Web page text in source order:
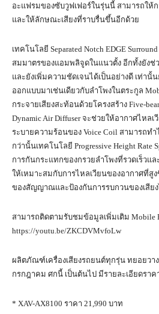
อะแฟรมของซับวูฟเฟอร์ในรุ่นนี้ สามารถให้
และให้ลักษณะเสียงที่ราบรื่นขึ้นอีกด้วย
เทคโนโลยี Separated Notch EDGE
สมมาตรของแอมพลิจูดในแนวตั้ง อีกทั้งยังช่
และยังเพิ่มความชัดเจนได้เป็นอย่างดี เท่านั้
ออกแบบมาเช่นเดียวกับลำโพงในตระกูล
กระจายเสียงสะท้อนด้วยโครงสร้าง Five-
Dynamic Air Diffuser จะช่วยให้อากาศไหล
ระบายความร้อนของ Voice Coil สามารถท
กว่านั้นเทคโนโลยี Progressive Height
การกันกระแทกของกรวยลำโพงที่รวดเร็วแ
ให้เหมาะสมกับการไหลเวียนของอากาศที่
ของสัญญาณและป้องกันการรบกวนของเสียง
สามารถติดตามรับชมข้อมูลเพิ่มเติม Mobile
https://youtu.be/ZKCDVMvfoLw
ผลิตภัณฑ์เครื่องเสียงรถยนต์ทุกรุ่น ทยอยวา
กรกฎาคม ศกนี้ เป็นต้นไป มีรายละเอียดราค
* XAV-AX8100 ราคา 21,990 บาท